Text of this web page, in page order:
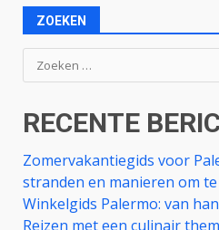
ZOEKEN
Zoeken
naar:
RECENTE
Zomervakantiegids voor
stranden en manieren om
Winkelgids Palermo: van
Reizen met een culinair